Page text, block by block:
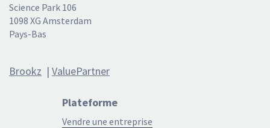
Science Park 106
1098 XG Amsterdam
Pays-Bas
Brookz | ValuePartner
Plateforme
Vendre une entreprise